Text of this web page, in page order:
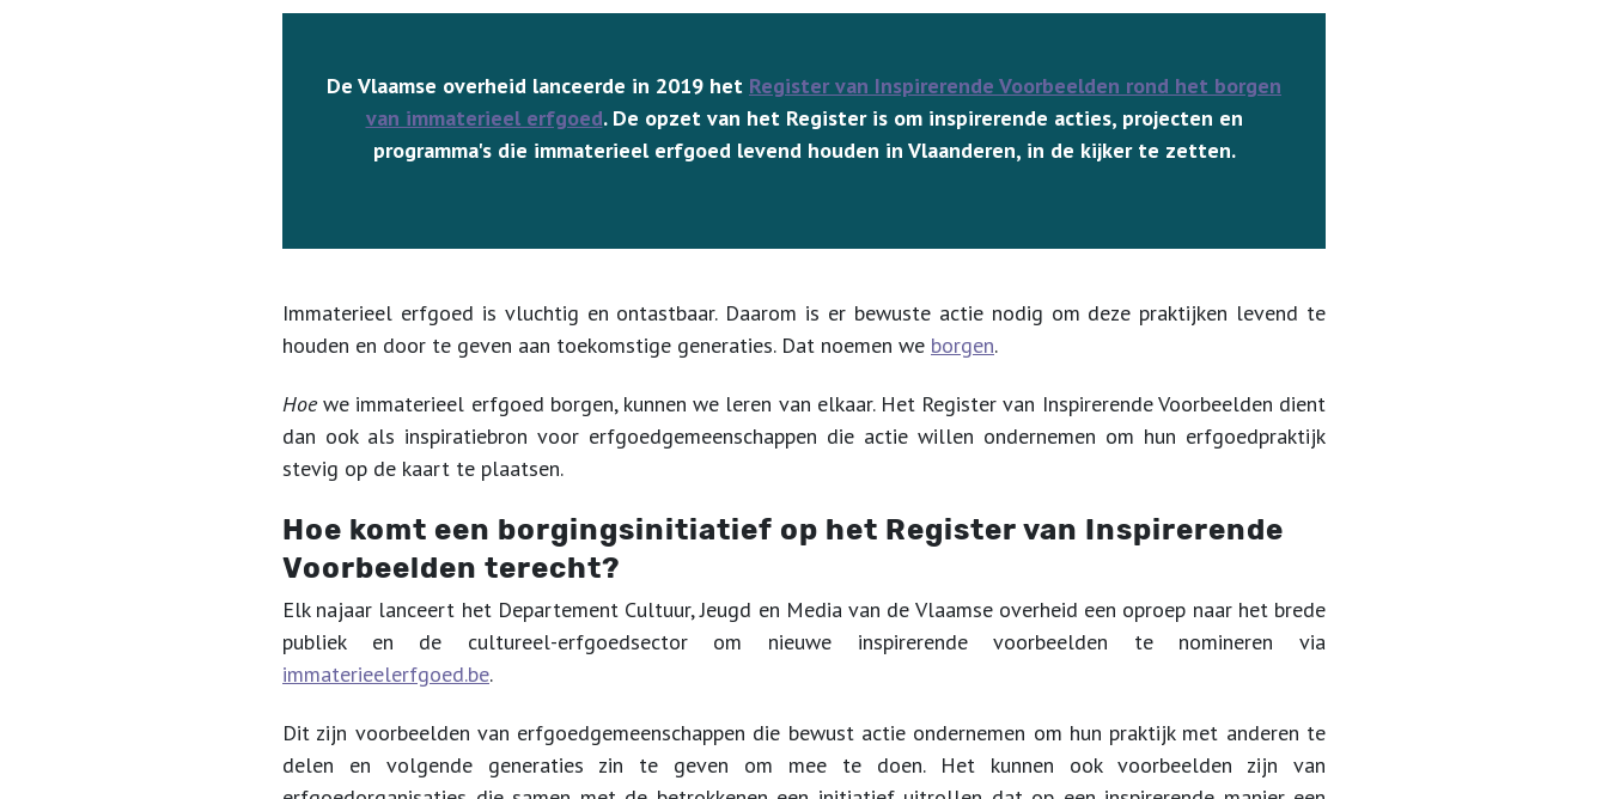
De Vlaamse overheid lanceerde in 2019 het Register van Inspirerende Voorbeelden rond het borgen
van immaterieel erfgoed. De opzet van het Register is om inspirerende acties, projecten en
programma's die immaterieel erfgoed levend houden in Vlaanderen, in de kijker te zetten.
Immaterieel erfgoed is vluchtig en ontastbaar. Daarom is er bewuste actie nodig om deze praktijken levend te
houden en door te geven aan toekomstige generaties. Dat noemen we borgen.
Hoewe immaterieel erfgoed borgen, kunnen we leren van elkaar. Het Register van Inspirerende Voorbeelden dient
dan ook als inspiratiebron voor erfgoedgemeenschappen die actie willen ondernemen om hun erfgoedpraktijk
stevig op de kaart te plaatsen.
Hoe komt een borgingsinitiatief op het Register van Inspirerende
Voorbeelden terecht?
Elk najaar lanceert het Departement Cultuur, Jeugd en Media van de Vlaamse overheid een oproep naar het brede
publiek en de cultureel-erfgoedsector om nieuwe inspirerende voorbeelden te nomineren via
immaterieelerfgoed.be.
Dit zijn voorbeelden van erfgoedgemeenschappen die bewust actie ondernemen om hun praktijk met anderen te
delen en volgende generaties zin te geven om mee te doen. Het kunnen ook voorbeelden zijn van